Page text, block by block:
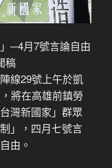
─4月7號言論自由
稿
線29號上午於凱
將在高雄前鎮勞
灣新國家」群眾
」，四月七號言
由。